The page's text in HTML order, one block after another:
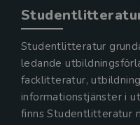
Studentlitteratur
ledande
facklitteratur,
informationstjänster i
finns Studentlitteratur